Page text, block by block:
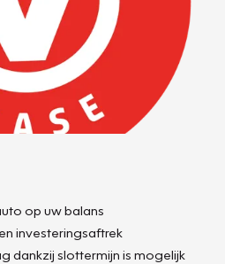
op uw balans
investeringsaftrek
dankzij slottermijn is mogelijk